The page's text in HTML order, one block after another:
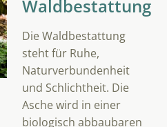
Waldbestattung
Die Waldbestattung
steht für Ruhe,
Naturverbundenheit
und Schlichtheit. Die
Asche wird in einer
biologisch abbaubaren